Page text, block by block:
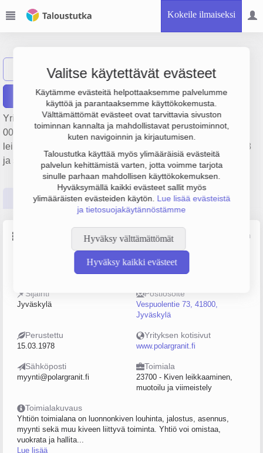
Kokeile ilmaiseksi
Valitse käytettävät evästeet
Käytämme evästeitä helpottaaksemme palvelumme
käyttöä ja parantaaksemme käyttökokemusta.
Välttämättömät evästeet ovat tarvittavia sivuston
toiminnan kannalta ja mahdollistavat perustoiminnot,
kuten navigoinnin ja kirjautumisen.
Taloustutka käyttää myös ylimääräisiä evästeitä
palvelun kehittämistä varten, jotta voimme tarjota
sinulle parhaan mahdollisen käyttökokemuksen.
Hyväksymällä kaikki evästeet sallit myös
ylimääräisten evästeiden käytön. Lue lisää evästeistä
ja tietosuojakäytännöstämme
Hyväksy välttämättömät
Hyväksy kaikki evästeet
Näytä haku Polar Granit Oy
Raportit
Yrityksen Polar Granit Oy liikevaihto on 731 000 €, tulos 13
000 € ja henkilöstömäärä 9. Sen päätoimiala on Kiven
leikkaaminen, muotoilu ja viimeistely, perustamisvuosi 1978
ja sijainti Jyväskylä. Yrityksen yhtiömuoto Osakeyhtiö (OY).
Perustiedot Tilinpäätösluvut Päättäjätiedot
Lähde: YTJ, PRH, Traficom
Henkilöstömäärä
5–9
Sijainti
Jyväskylä
Postiosoite
Vespuolentie 73, 41800,
Jyväskylä
Perustettu
15.03.1978
Yrityksen kotisivut
www.polargranit.fi
Sähköposti
myynti@polargranit.fi
Toimiala
23700 - Kiven leikkaaminen,
muotoilu ja viimeistely
Toimialakuvaus
Yhtiön toimialana on luonnonkiven louhinta, jalostus, asennus,
myynti sekä muu kiveen liittyvä toiminta. Yhtiö voi omistaa,
vuokrata ja hallita...
Lue lisää